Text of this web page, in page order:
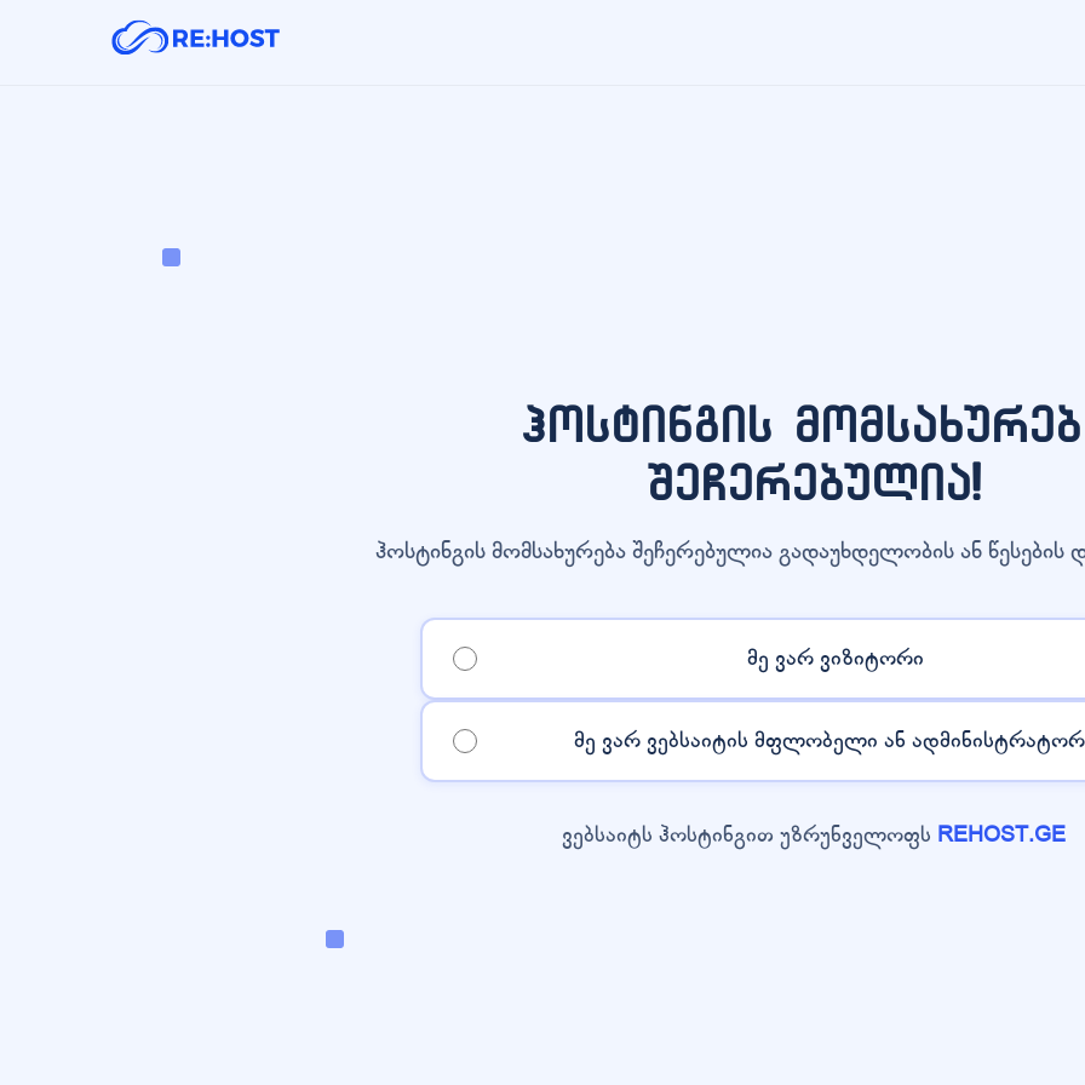
ჰოსტინგის
შეჩერებულია!
ჰოსტინგის მომსახურება შეჩერებულია გადაუხდელობის ან წესების
მე ვარ ვიზიტორი
მე ვარ ვებსაიტის მფლობელი ან
ვებსაიტს ჰოსტინგით უზრუნველოფს REHOST.GE